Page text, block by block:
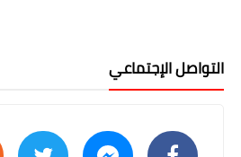
التواصل الإجتماعي